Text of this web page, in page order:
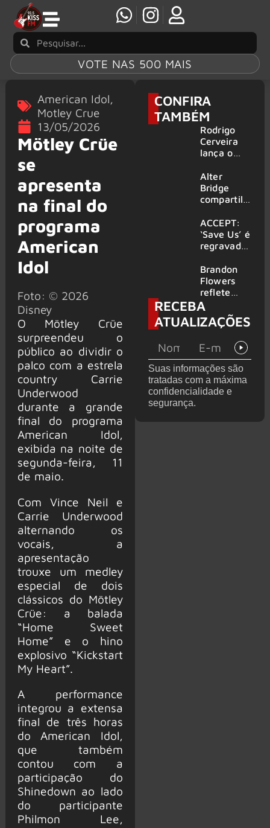
VOTE NAS 500 MAIS
American Idol,
Motley Crue
13/05/2026
Mötley Crüe
se
apresenta
na final do
programa
American
Idol
Foto: © 2026
Disney
O Mötley Crüe
surpreendeu o
público ao dividir o
palco com a estrela
country Carrie
Underwood
durante a grande
final do programa
American Idol,
exibida na noite de
segunda-feira, 11
de maio.
Com Vince Neil e
Carrie Underwood
alternando os
vocais, a
apresentação
trouxe um medley
especial de dois
clássicos do Mötley
Crüe: a balada
“Home Sweet
Home” e o hino
explosivo “Kickstart
My Heart”.
A performance
integrou a extensa
final de três horas
do American Idol,
que também
contou com a
participação do
Shinedown ao lado
do participante
Philmon Lee,
CONFIRA
TAMBÉM
Rodrigo
Cerveira
lança o
Searcher”
Alter
Bridge
compartilh
vivo de
“Fortress”
gravada
am Ring
2026
ACCEPT:
‘Save Us’ é
regravada
membros
do GHOST
e KORN
Brandon
Flowers
reflete
sobre o
futuro e
levanta
de de
deixar os
palcos
RECEBA
ATUALIZAÇÕES
Suas informações são
tratadas com a máxima
confidencialidade e
segurança.